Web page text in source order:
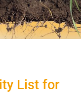
List for